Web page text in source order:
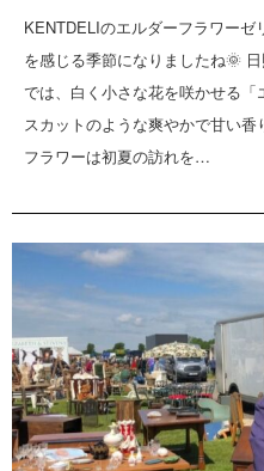
KENTDELIのエルダーフラワー
を感じる季節になりましたね🌞
では、白く小さな花を咲かせる
スカットのような爽やかで甘い
フラワーは初夏の訪れを…